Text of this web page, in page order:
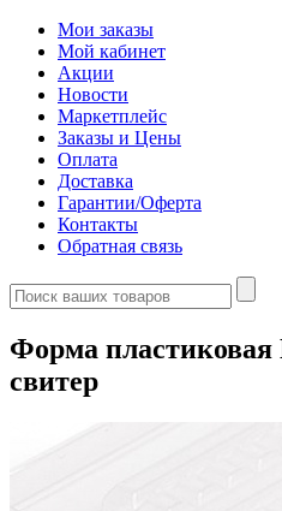
Мои заказы
Мой кабинет
Акции
Новости
Маркетплейс
Заказы и Цены
Оплата
Доставка
Гарантии/Оферта
Контакты
Обратная связь
Форма
свитер